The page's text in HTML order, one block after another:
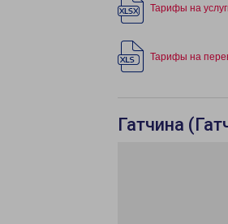
Тарифы на
Тарифы на
Гатчина